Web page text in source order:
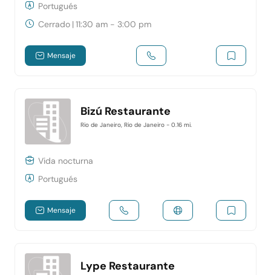
Portugués
Cerrado |11:30 am - 3:00 pm
Mensaje
Bizú Restaurante
Rio de Janeiro, Rio de Janeiro - 0.16 mi.
Vida nocturna
Portugués
Mensaje
Lype Restaurante